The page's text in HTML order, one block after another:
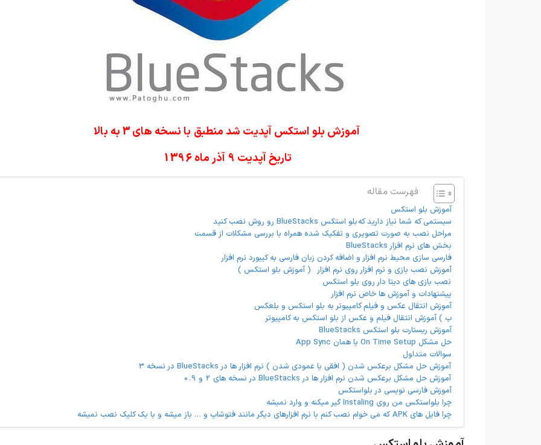
آموزش بلو استکس آپدیت شد منطبق با نسخه های 3 به بالا
تاریخ آپدیت 9 آذر ماه 1396
فهرست مقاله
آموزش بلو استکس
سیستمی که شما نیاز دارید که بلو استکس BlueStacks رو روش نصب کنید
مراحل نصب به صورت تصویری و تفکیک شده همراه با بررسی مشکلات از قسمت
بخش های نرم افزار BlueStacks
فارسی سازی محیط نرم افزار و اضافه کردن زبان فارسی به کیبورد نرم افزار
آموزش نصب بازی و نرم افزار روی نرم افزار ( آموزش بلو استکس )
نصب بازی های دیتا دار روی بلو استکس
پیشنهادات و آموزش ها خاص نرم افزار
آموزش انتقال عکس و فیلم کامپیوتر به بلو استکس و بلعکس
ب ) آموزش انتقال فیلم و عکس از بلو استکس به کامپیوتر
آموزش ریستارت بلو استکس BlueStacks
حل مشکل On Time Setup یا همان App Sync
سوالات متداول
آموزش حل مشکل برعکس شدن ( افقی یا عمودی شدن ) نرم افزار ها در BlueStacks در نسخه 3
آموزش حل مشکل برعکس شدن نرم افزار ها در BlueStacks در نسخه های 2 و 0.9
آموزش فارسی نویسی در بلواستکس
چرا بلواستکس من روی Instaling گیر میکنه و وارد نمیشه
چرا فایل های APK که می خوام نصب کنم با نرم افزارهای دیگر مانند فتوشاپ و … باز میشه و با یک کلیک نصب نمیشه